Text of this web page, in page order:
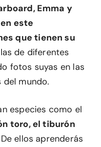
Emma y
este
que tienen su
de diferentes
fotos suyas en las
mundo.
especies como el
toro, el tiburón
ellos aprenderás